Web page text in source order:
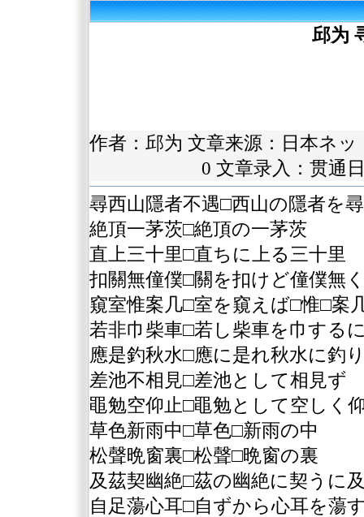
邱为
作者： 邱为 文章来源： 日本ネッ
0 文章录入：贯通
尋西山隱者不遇□西山の隱者を
絶頂一茅茨□絶頂の一茅茨
直上三十里□直ちに上る三十里
扣關無僮僕□關を扣けど僮僕無
窺室惟案几□室を窺えば□惟□案
若非巾柴車□若し柴車を巾する
應是釣秋水□應に是れ秋水に釣
差池不相見□差池として相見ず
黽勉空仰止□黽勉として空しく
草色新雨中□草色□新雨の中
松聲晩窗裏□松聲□晩窗の裏
及茲契幽絶□茲の幽絶に契うに
自足蕩心耳□自ずから心耳を蕩